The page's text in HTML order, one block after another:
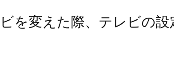
を変えた際、テレビの設